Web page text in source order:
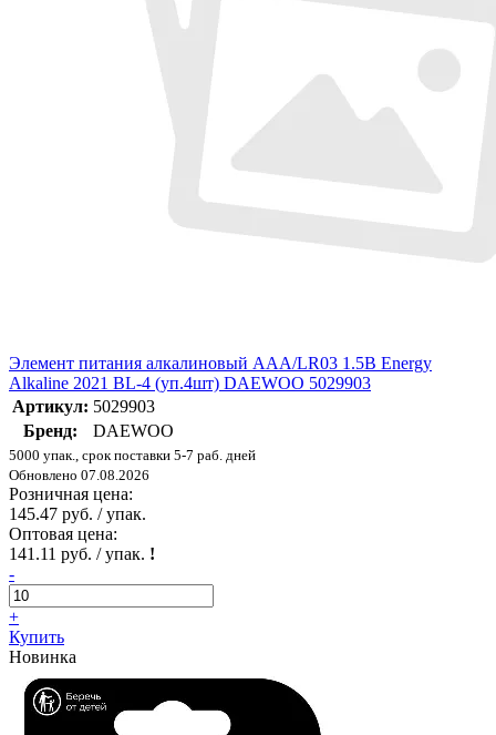
Элемент питания алкалиновый AAA/LR03 1.5В Energy
Alkaline 2021 BL-4 (уп.4шт) DAEWOO 5029903
Артикул: 5029903
Бренд:
DAEWOO
5000 упак., срок поставки 5-7 раб. дней
Обновлено 07.08.2026
Розничная цена:
145.47 руб. / упак.
Оптовая цена:
141.11 руб. / упак. !
-
+
Купить
Новинка